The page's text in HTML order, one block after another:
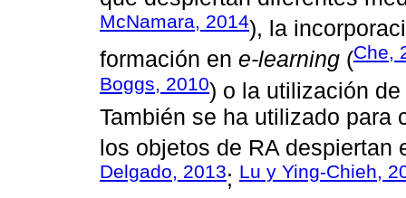
McNamara, 2014), la
formación en e-learning (Che,
Boggs, 2010) o la utilización de
También se ha utilizado para
los objetos de RA despiertan
Delgado, 2013; Lu y Ying-Chieh,